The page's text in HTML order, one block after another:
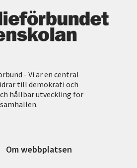
- Vi är en central
till demokrati och
hållbar utveckling för
Om webbplatsen